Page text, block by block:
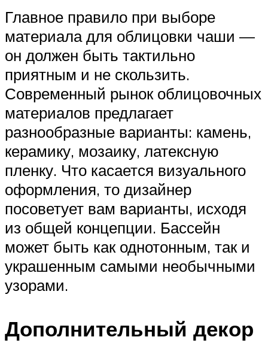
Главное правило при выборе
материала для облицовки чаши —
он должен быть тактильно
приятным и не скользить.
Современный рынок облицовочных
материалов предлагает
разнообразные варианты: камень,
керамику, мозаику, латексную
пленку. Что касается визуального
оформления, то дизайнер
посоветует вам варианты, исходя
из общей концепции. Бассейн
может быть как однотонным, так и
украшенным самыми необычными
узорами.
Дополнительный декор